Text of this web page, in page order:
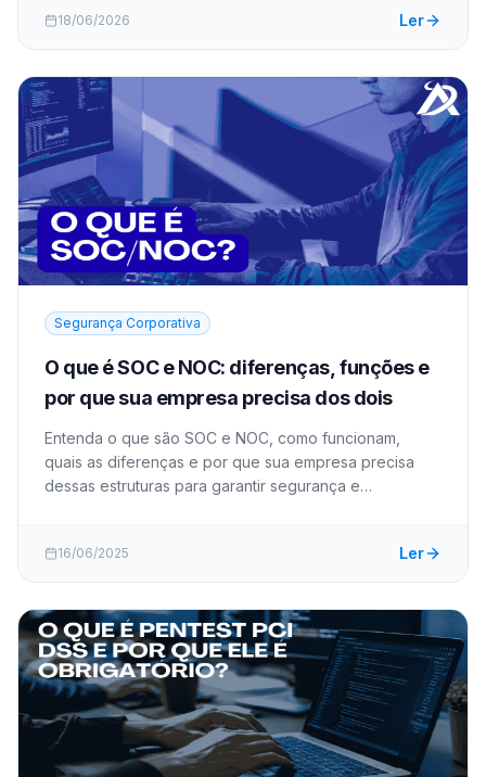
18/06/2026 Ler
Segurança Corporativa
O que é SOC e NOC: diferenças, funções e
por que sua empresa precisa dos dois
Entenda o que são SOC e NOC, como funcionam,
quais as diferenças e por que sua empresa precisa
dessas estruturas para garantir segurança e
16/06/2025 Ler